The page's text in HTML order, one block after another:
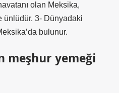
olan Meksika,
ünlüdür. 3- Dünyadaki
bulunur.
meşhur yemeği